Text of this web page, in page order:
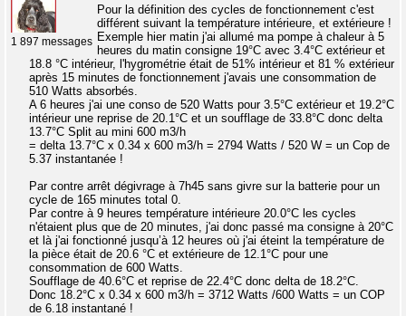
1 897 messages
Pour la définition des cycles de fonctionnement c'est
différent suivant la température intérieure, et extérieure !
Exemple hier matin j'ai allumé ma pompe à chaleur à 5
heures du matin consigne 19°C avec 3.4°C extérieur et
18.8 °C intérieur, l'hygrométrie était de 51% intérieur et 81 % extérieur
après 15 minutes de fonctionnement j'avais une consommation de
510 Watts absorbés.
A 6 heures j'ai une conso de 520 Watts pour 3.5°C extérieur et 19.2°C
intérieur une reprise de 20.1°C et un soufflage de 33.8°C donc delta
13.7°C Split au mini 600 m3/h
= delta 13.7°C x 0.34 x 600 m3/h = 2794 Watts / 520 W = un Cop de
5.37 instantanée !
Par contre arrêt dégivrage à 7h45 sans givre sur la batterie pour un
cycle de 165 minutes total 0.
Par contre à 9 heures température intérieure 20.0°C les cycles
n'étaient plus que de 20 minutes, j'ai donc passé ma consigne à 20°C
et là j'ai fonctionné jusqu’à 12 heures où j'ai éteint la température de
la pièce était de 20.6 °C et extérieure de 12.1°C pour une
consommation de 600 Watts.
Soufflage de 40.6°C et reprise de 22.4°C donc delta de 18.2°C.
Donc 18.2°C x 0.34 x 600 m3/h = 3712 Watts /600 Watts = un COP
de 6.18 instantané !